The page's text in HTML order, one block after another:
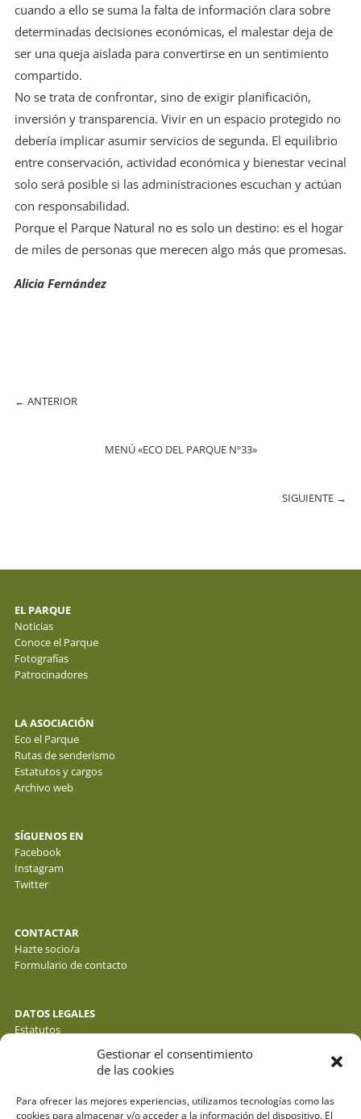
Gestionar el consentimiento
de las cookies
Para ofrecer las mejores experiencias, utilizamos tecnologías como las
cookies para almacenar y/o acceder a la información del dispositivo. El
cuando a ello se suma la falta de información clara sobre
determinadas decisiones económicas, el malestar deja de
ser una queja aislada para convertirse en un sentimiento
compartido.
No se trata de confrontar, sino de exigir planificación,
inversión y transparencia. Vivir en un espacio protegido no
debería implicar asumir servicios de segunda. El equilibrio
entre conservación, actividad económica y bienestar vecinal
solo será posible si las administraciones escuchan y actúan
con responsabilidad.
Porque el Parque Natural no es solo un destino: es el hogar
de miles de personas que merecen algo más que promesas.
Alicia Fernández
← ANTERIOR
MENÚ «ECO DEL PARQUE Nº33»
SIGUIENTE →
EL PARQUE
Noticias
Conoce el Parque
Fotografías
Patrocinadores
LA ASOCIACIÓN
Eco el Parque
Rutas de senderismo
Estatutos y cargos
Archivo web
SÍGUENOS EN
Facebook
Instagram
Twitter
CONTACTAR
Hazte socio/a
Formulario de contacto
DATOS LEGALES
Estatutos
Política de cookies